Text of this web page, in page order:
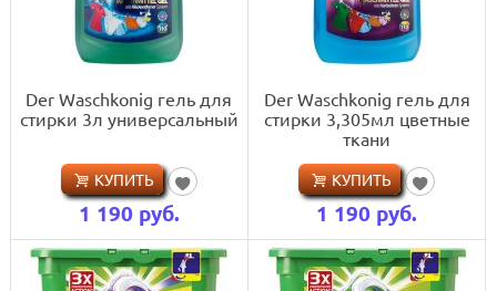
Der Waschkonig гель для
стирки 3л универсальный
КУПИТЬ
1 190 руб.
Der Waschkonig гель для
стирки 3,305мл цветные
ткани
КУПИТЬ
1 190 руб.